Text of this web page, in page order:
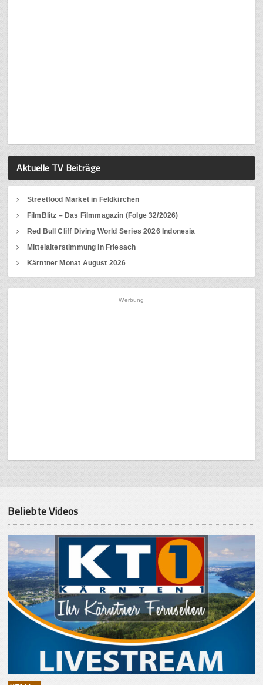
Aktuelle TV Beiträge
Streetfood Market in Feldkirchen
FilmBlitz – Das Filmmagazin (Folge 32/2026)
Red Bull Cliff Diving World Series 2026 Indonesia
Mittelalterstimmung in Friesach
Kärntner Monat August 2026
Werbung
Beliebte Videos